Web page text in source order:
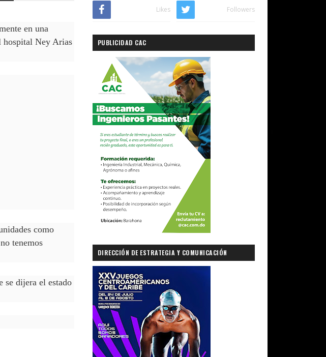
en una
hospital Ney Arias
como
tenemos
se dijera el estado
Likes Followers
PUBLICIDAD CAC
DIRECCIÓN DE ESTRATEGIA Y COMUNICACIÓN
GUBERNAMENTAL